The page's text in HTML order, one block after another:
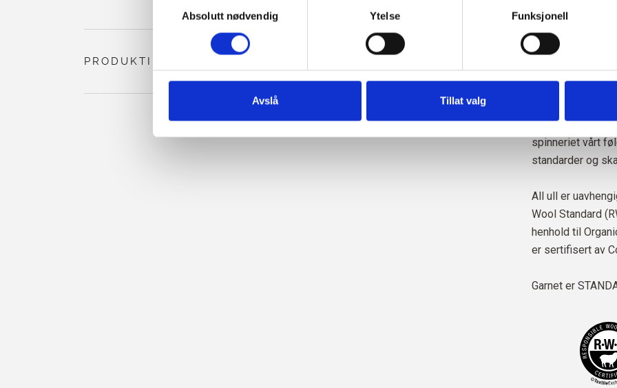
også finner informasjon om hvordan du blokkerer og sletter informasjonskapsler.
samtykke
Absolutt nødvendig Ytelse Funksjonell
Avslå Tillat valg
blanding av 70 %
sertifisert
spenstighet og
et herlig
Merinoullen vår
spinneriet vårt
standarder og
All ull er
Wool Standard
henhold til
er sertifisert av
Garnet er
PRODUKTINFORMASJON